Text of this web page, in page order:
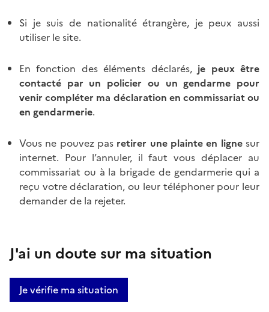
Si je suis de nationalité étrangère, je peux aussi
utiliser le site.
En fonction des éléments déclarés,je peux être
contacté par un policier ou un gendarme pour
venir compléter ma déclaration en commissariat ou
en gendarmerie.
Vous ne pouvez pas retirer une plainte en lignesur
internet. Pour l’annuler, il faut vous déplacer au
commissariat ou à la brigade de gendarmerie qui a
reçu votre déclaration, ou leur téléphoner pour leur
demander de la rejeter.
J'ai un doute sur ma situation
Je vérifie ma situation